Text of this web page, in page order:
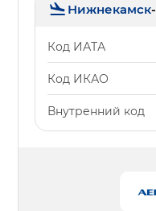
Нижнекамск-
Код ИАТА
Код ИКАО
Внутренний код